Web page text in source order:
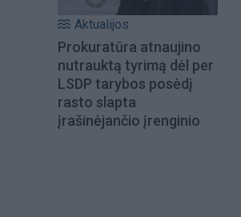
Aktualijos
Prokuratūra atnaujino
nutrauktą tyrimą dėl per
LSDP tarybos posėdį
rasto slapta
įrašinėjančio įrenginio